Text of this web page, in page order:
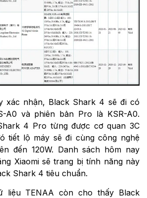
xác nhận, Black Shark 4 sẽ đi có
A0 và phiên bản Pro là KSR-A0.
4 Pro từng được cơ quan 3C
tiết lộ máy sẽ đi cùng công nghệ
đến 120W. Danh sách hôm nay
Xiaomi sẽ trang bị tính năng này
Shark 4 tiêu chuẩn.
liệu TENAA còn cho thấy Black